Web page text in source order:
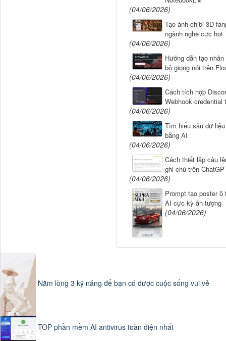
QUY TẮC BẮT BUỘC:
- Mỗi điểm số cảm xúc
cụ thể — không phải
- Không bao giờ bịa đặt
trống — hãy viết "chưa
- Không bao giờ đề xuất
hưa hỏi (vận hành,
uộc
- Nếu chân dung khách
ưới 5 cuộc phỏng vấn +
đồ chỉ mang tính định
uộc phỏng vấn nữa
- Nếu bản đồ liên quan
A, GDPR về sức khỏe,
ủ trước khi triển khai
- Nếu vấn đề là "khách
i", hãy kiểm tra xem
(phòng chống gian lận,
xuất loại bỏ.
(04/06/2026)
Tạo ảnh chibi 3D
ngành nghề cực hot
(04/06/2026)
Hướng dẫn tạo
bộ giọng nói trên
(04/06/2026)
Cách tích hợp
Webhook credential
(04/06/2026)
Tìm hiểu sâu dữ
bằng AI
(04/06/2026)
Cách thiết lập câu
ghi chú trên
(04/06/2026)
Prompt tạo poster ô
AI cực kỳ ấn tượng
(04/06/2026)
Nằm lòng 3 kỹ năng để bạn có được cuộc sống vui vẻ
TOP phần mềm AI antivirus toàn diện nhất